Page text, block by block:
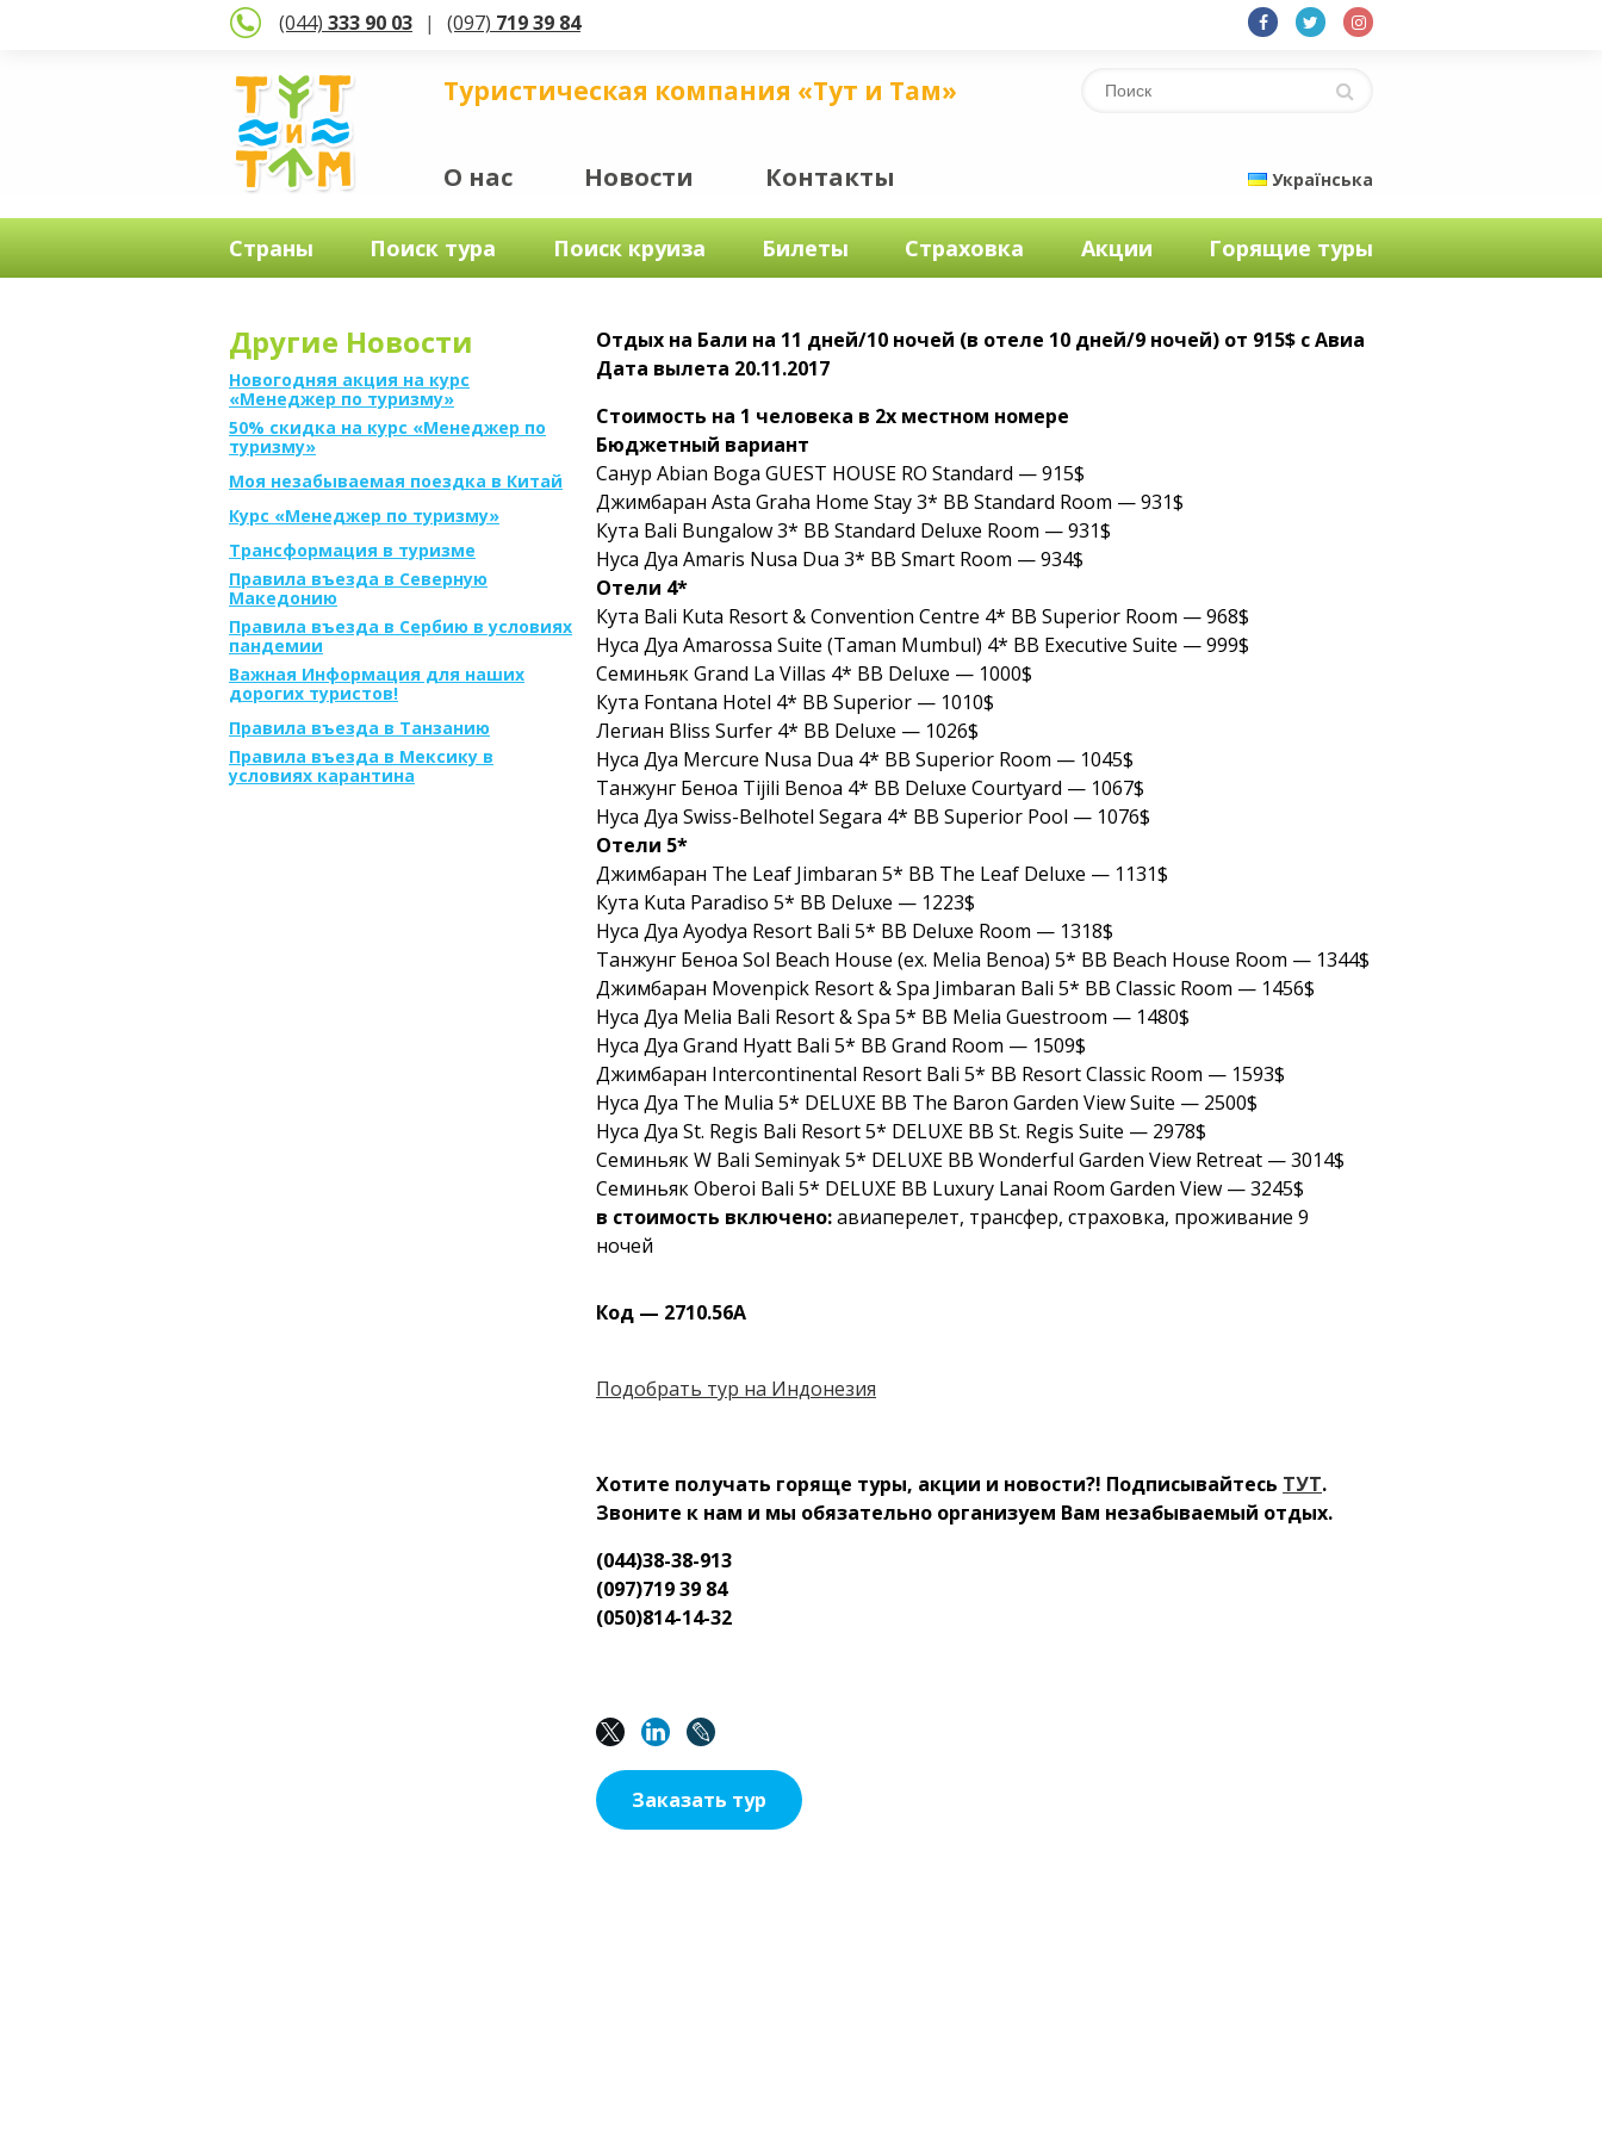
(044) 333 90 03 (097) 719 39 84
Туристическая компания «Тут и Там»
О нас Новости Контакты Українська
Страны Поиск тура Поиск круиза Билеты Страховка Акции Горящие туры
Другие Новости
Новогодняя акция на курс
«Менеджер по туризму»
50% скидка на курс «Менеджер по
туризму»
Моя незабываемая поездка в Китай
Курс «Менеджер по туризму»
Трансформация в туризме
Правила въезда в Северную
Македонию
Правила въезда в Сербию в условиях
пандемии
Важная Информация для наших
дорогих туристов!
Правила въезда в Танзанию
Правила въезда в Мексику в
условиях карантина
Отдых на Бали на 11 дней/10 ночей (в отеле 10 дней/9 ночей) от 915$ с Авиа
Дата вылета 20.11.2017
Стоимость на 1 человека в 2х местном номере
Бюджетный вариант
Санур Abian Boga GUEST HOUSE RO Standard — 915$
Джимбаран Asta Graha Home Stay 3* BB Standard Room — 931$
Кута Bali Bungalow 3* BB Standard Deluxe Room — 931$
Нуса Дуа Amaris Nusa Dua 3* BB Smart Room — 934$
Отели 4*
Кута Bali Kuta Resort & Convention Centre 4* BB Superior Room — 968$
Нуса Дуа Amarossa Suite (Taman Mumbul) 4* BB Executive Suite — 999$
Семиньяк Grand La Villas 4* BB Deluxe — 1000$
Кута Fontana Hotel 4* BB Superior — 1010$
Легиан Bliss Surfer 4* BB Deluxe — 1026$
Нуса Дуа Mercure Nusa Dua 4* BB Superior Room — 1045$
Танжунг Беноа Tijili Benoa 4* BB Deluxe Courtyard — 1067$
Нуса Дуа Swiss-Belhotel Segara 4* BB Superior Pool — 1076$
Отели 5*
Джимбаран The Leaf Jimbaran 5* BB The Leaf Deluxe — 1131$
Кута Kuta Paradiso 5* BB Deluxe — 1223$
Нуса Дуа Ayodya Resort Bali 5* BB Deluxe Room — 1318$
Танжунг Беноа Sol Beach House (ex. Melia Benoa) 5* BB Beach House Room — 1344$
Джимбаран Movenpick Resort & Spa Jimbaran Bali 5* BB Classic Room — 1456$
Нуса Дуа Melia Bali Resort & Spa 5* BB Melia Guestroom — 1480$
Нуса Дуа Grand Hyatt Bali 5* BB Grand Room — 1509$
Джимбаран Intercontinental Resort Bali 5* BB Resort Classic Room — 1593$
Нуса Дуа The Mulia 5* DELUXE BB The Baron Garden View Suite — 2500$
Нуса Дуа St. Regis Bali Resort 5* DELUXE BB St. Regis Suite — 2978$
Семиньяк W Bali Seminyak 5* DELUXE BB Wonderful Garden View Retreat — 3014$
Семиньяк Oberoi Bali 5* DELUXE BB Luxury Lanai Room Garden View — 3245$
в стоимость включено:авиаперелет, трансфер, страховка, проживание 9
ночей
Код — 2710.56А
Подобрать тур на Индонезия
Хотите получать горяще туры, акции и новости?! Подписывайтесь ТУТ.
Звоните к нам и мы обязательно организуем Вам незабываемый отдых.
(044)38-38-913
(097)719 39 84
(050)814-14-32
Заказать тур